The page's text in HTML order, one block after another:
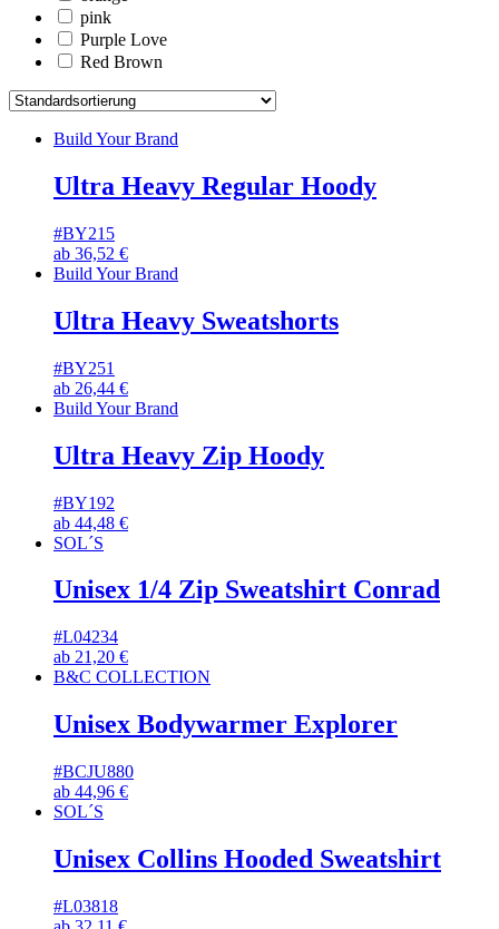
pink
Purple Love
Red Brown
Build Your Brand
Ultra Heavy Regular Hoody
#BY215
ab 36,52 €
Build Your Brand
Ultra Heavy Sweatshorts
#BY251
ab 26,44 €
Build Your Brand
Ultra Heavy Zip Hoody
#BY192
ab 44,48 €
SOL´S
Unisex 1/4 Zip Sweatshirt Conrad
#L04234
ab 21,20 €
B&C COLLECTION
Unisex Bodywarmer Explorer
#BCJU880
ab 44,96 €
SOL´S
Unisex Collins Hooded Sweatshirt
#L03818